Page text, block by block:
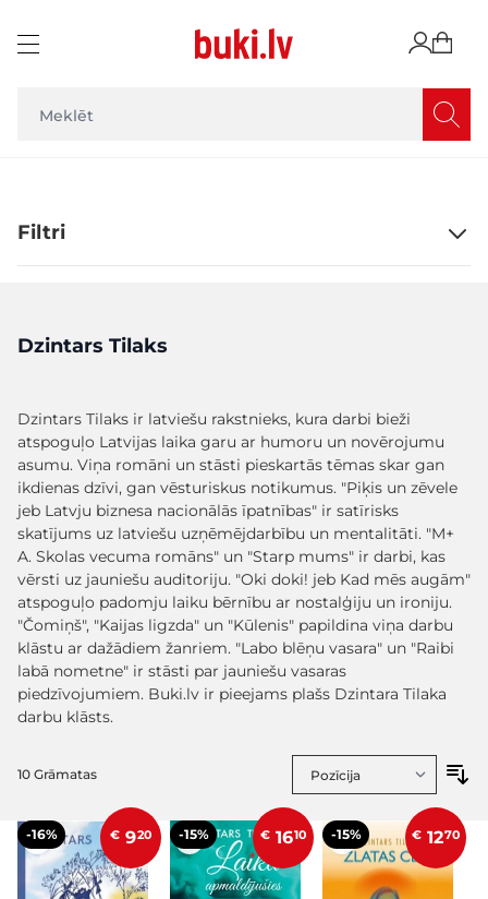
Filtri
Dzintars Tilaks
Dzintars Tilaks ir latviešu rakstnieks, kura darbi bieži
atspoguļo Latvijas laika garu ar humoru un novērojumu
asumu. Viņa romāni un stāsti pieskartās tēmas skar gan
ikdienas dzīvi, gan vēsturiskus notikumus. "Piķis un zēvele
jeb Latvju biznesa nacionālās īpatnības" ir satīrisks
skatījums uz latviešu uzņēmējdarbību un mentalitāti. "M+
A. Skolas vecuma romāns" un "Starp mums" ir darbi, kas
vērsti uz jauniešu auditoriju. "Oki doki! jeb Kad mēs augām"
atspoguļo padomju laiku bērnību ar nostalģiju un ironiju.
"Čomiņš", "Kaijas ligzda" un "Kūlenis" papildina viņa darbu
klāstu ar dažādiem žanriem. "Labo blēņu vasara" un "Raibi
labā nometne" ir stāsti par jauniešu vasaras
piedzīvojumiem. Buki.lv ir pieejams plašs Dzintara Tilaka
darbu klāsts.
10 Grāmatas
-16% € 920 -15% € 1610 -15% € 1270